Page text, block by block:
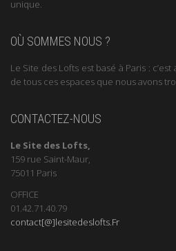
unique.
OÙ SOMMES NOUS ?
Le Site des Lofts est basé à Paris :
de tous ces espaces que nous avons
CONTACTEZ-NOUS
Le Site des Lofts,
159 rue Saint-Maur,
75011 Paris
OFFICE
01.42.71.40.79
contact[@]lesitedeslofts.Fr